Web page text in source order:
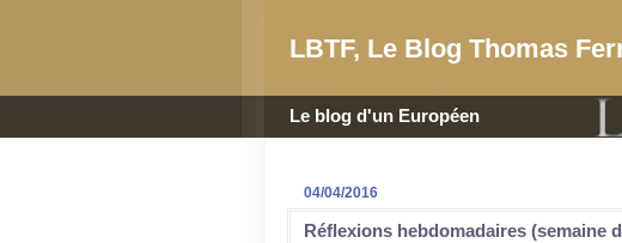
LBTF, Le Blog Thomas
Le blog d'un Européen
04/04/2016
Réflexions hebdomadaires (semaine